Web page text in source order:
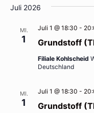
Juli 2026
MI.
1 Grundstoff
Juli 1 @ 18:30 -
Filiale Kohlscheid
Deutschland
MI.
1 Grundstoff
Juli 1 @ 18:30 -